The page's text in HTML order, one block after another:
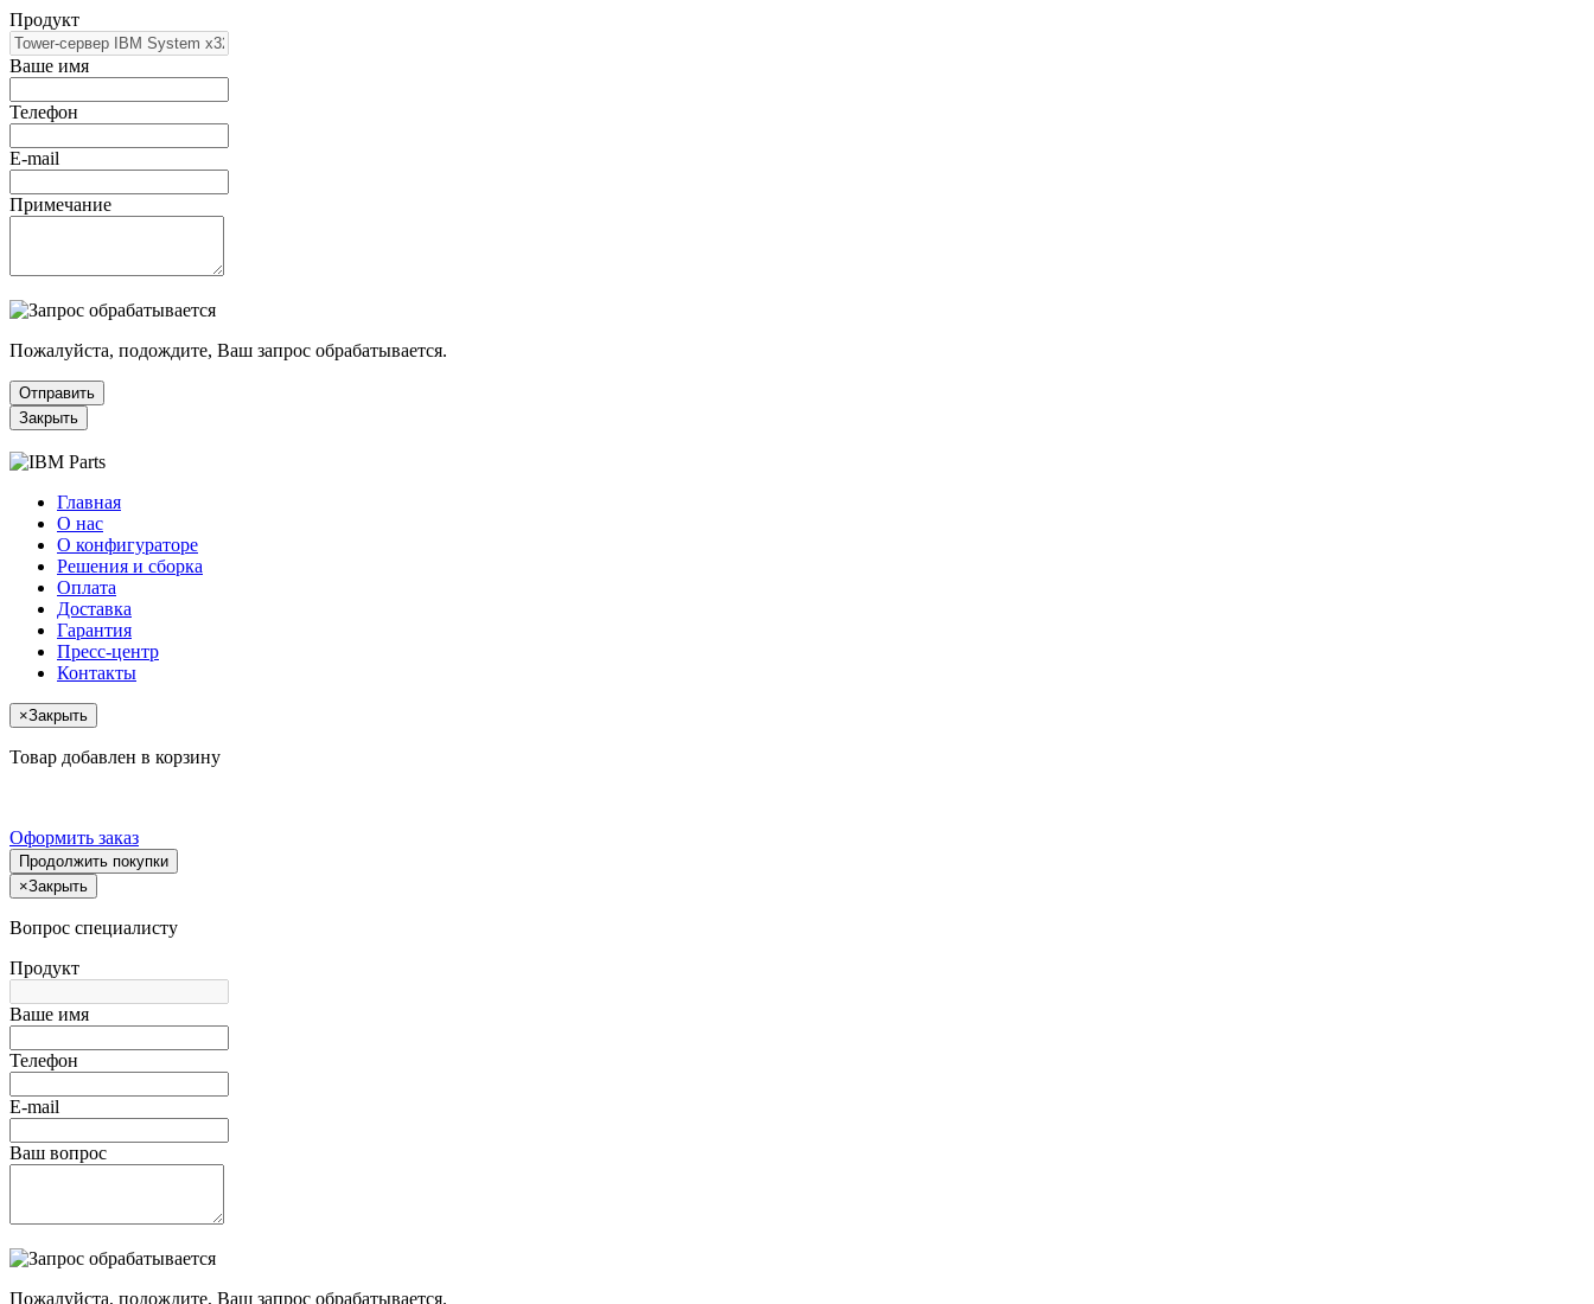
Продукт
Ваше имя
Телефон
E-mail
Примечание
Пожалуйста, подождите, Ваш запрос обрабатывается.
Отправить
Закрыть
Главная
О нас
О конфигураторе
Решения и сборка
Оплата
Доставка
Гарантия
Пресс-центр
Контакты
×Закрыть
Товар добавлен в корзину
Оформить заказ
Продолжить покупки
×Закрыть
Вопрос специалисту
Продукт
Ваше имя
Телефон
E-mail
Ваш вопрос
Пожалуйста, подождите, Ваш запрос обрабатывается.